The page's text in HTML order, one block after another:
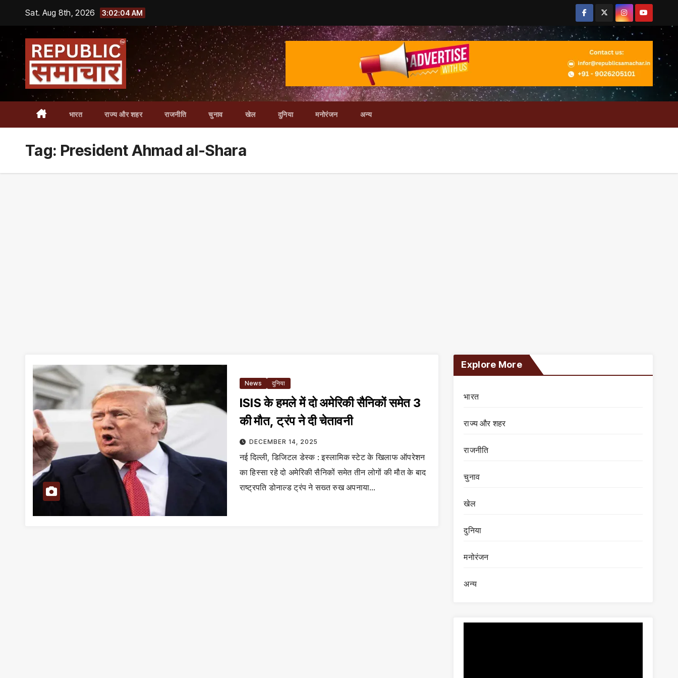
content
Sat. Aug 8th, 2026 3:02:04 AM
भारत राज्य और शहर राजनीति चुनाव खेल दुनिया मनोरंजन अन्य
Tag: President Ahmad al-Shara
News दुनिया
ISIS के हमले में दो अमेरिकी सैनिकों समेत 3
की मौत, ट्रंप ने दी चेतावनी
DECEMBER 14, 2025
नई दिल्ली, डिजिटल डेस्क : इस्लामिक स्टेट के खिलाफ ऑपरेशन
का हिस्सा रहे दो अमेरिकी सैनिकों समेत तीन लोगों की मौत के बाद
राष्ट्रपति डोनाल्ड ट्रंप ने सख्त रुख अपनाया…
Explore More
भारत
राज्य और शहर
राजनीति
चुनाव
खेल
दुनिया
मनोरंजन
अन्य